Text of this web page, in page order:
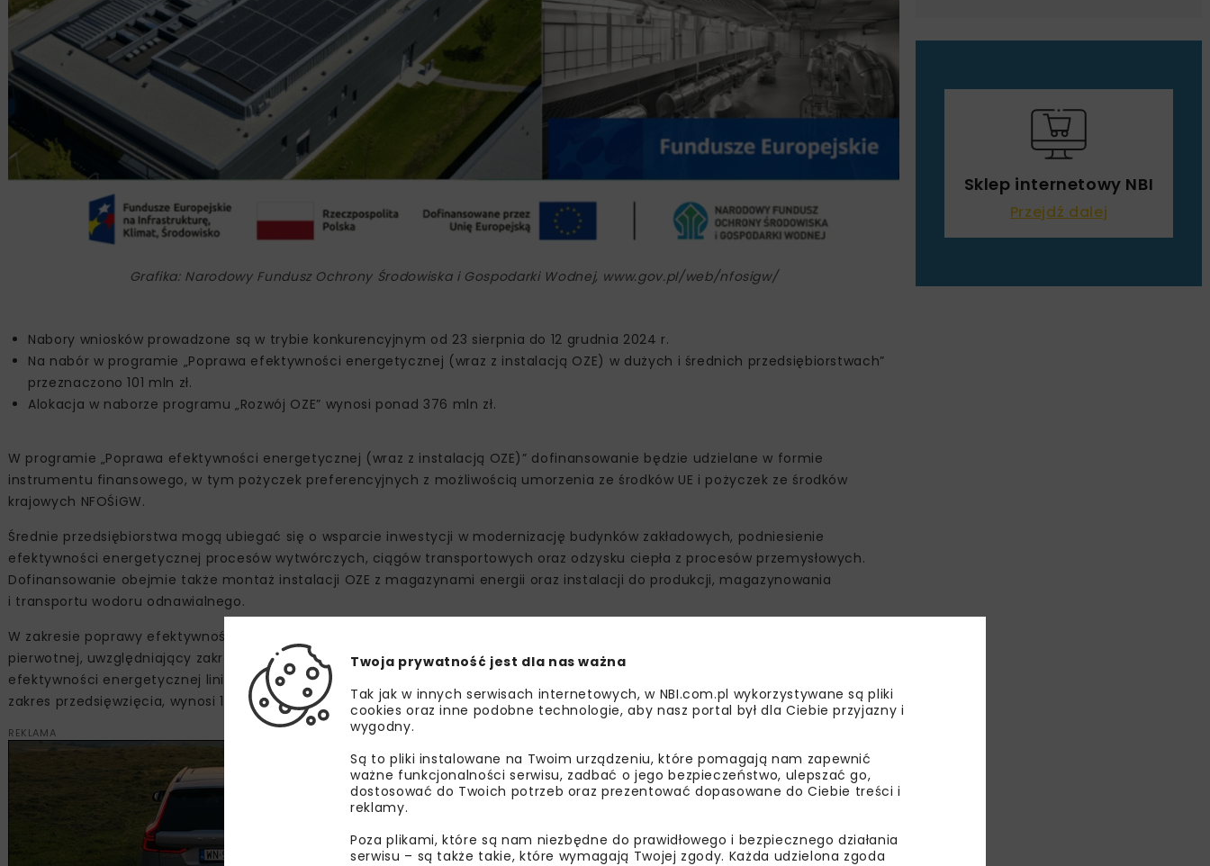
Grafika: Narodowy Fundusz Ochrony Środowiska i Gospodarki Wodnej, www.gov.pl/web/nfosigw/
Nabory wniosków prowadzone są w trybie konkurencyjnym od 23 sierpnia do 12 grudnia 2024 r.
Na nabór w programie „Poprawa efektywności energetycznej (wraz z instalacją OZE) w dużych i średnich przedsiębiorstwach”
przeznaczono 101 mln zł.
Alokacja w naborze programu „Rozwój OZE” wynosi ponad 376 mln zł.
W programie „Poprawa efektywności energetycznej (wraz z instalacją OZE)” dofinansowanie będzie udzielane w formie
instrumentu finansowego, w tym pożyczek preferencyjnych z możliwością umorzenia ze środków UE i pożyczek ze środków
krajowych NFOŚiGW.
Średnie przedsiębiorstwa mogą ubiegać się o wsparcie inwestycji w modernizację budynków zakładowych, podniesienie
efektywności energetycznej procesów wytwórczych, ciągów transportowych oraz odzysku ciepła z procesów przemysłowych.
Dofinansowanie obejmie także montaż instalacji OZE z magazynami energii oraz instalacji do produkcji, magazynowania
i transportu wodoru odnawialnego.
W zakresie poprawy efektywności energetycznej budynków zakładowych, minimalny próg wymaganych oszczędności energii
pierwotnej, uwzględniający zakres przedsięwzięcia, wynosi 30 proc. (z wyjątkiem zabytkowych budynków). W zakresie zwiększenia
efektywności energetycznej linii i procesów technologicznych minimalny próg oszczędności energii pierwotnej, uwzględniający
zakres przedsięwzięcia, wynosi 10 proc.
REKLAMA
Sklep internetowy NBI
Przejdź dalej
Twoja prywatność jest dla nas ważna
Tak jak w innych serwisach internetowych, w NBI.com.pl wykorzystywane są pliki
cookies oraz inne podobne technologie, aby nasz portal był dla Ciebie przyjazny i
wygodny.
Są to pliki instalowane na Twoim urządzeniu, które pomagają nam zapewnić
ważne funkcjonalności serwisu, zadbać o jego bezpieczeństwo, ulepszać go,
dostosować do Twoich potrzeb oraz prezentować dopasowane do Ciebie treści i
reklamy.
Poza plikami, które są nam niezbędne do prawidłowego i bezpiecznego działania
serwisu – są także takie, które wymagają Twojej zgody. Każda udzielona zgoda